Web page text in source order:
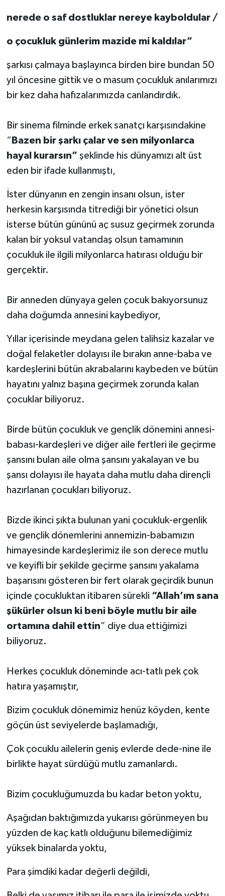
nerede o saf dostluklar nereye kayboldular /
o çocukluk günlerim mazide mi kaldılar”
şarkısı çalmaya başlayınca birden bire bundan 50
yıl öncesine gittik ve o masum çocukluk anılarımızı
bir kez daha hafızalarımızda canlandırdık.
Bir sinema filminde erkek sanatçı karşısındakine
“ Bazen bir şarkı çalar ve sen milyonlarca
hayal kurarsın” şeklinde his dünyamızı alt üst
eden bir ifade kullanmıştı,
İster dünyanın en zengin insanı olsun, ister
herkesin karşısında titrediği bir yönetici olsun
isterse bütün gününü aç susuz geçirmek zorunda
kalan bir yoksul vatandaş olsun tamamının
çocukluk ile ilgili milyonlarca hatırası olduğu bir
gerçektir.
Bir anneden dünyaya gelen çocuk bakıyorsunuz
daha doğumda annesini kaybediyor,
Yıllar içerisinde meydana gelen talihsiz kazalar ve
doğal felaketler dolayısı ile bırakın anne-baba ve
kardeşlerini bütün akrabalarını kaybeden ve bütün
hayatını yalnız başına geçirmek zorunda kalan
çocuklar biliyoruz.
Birde bütün çocukluk ve gençlik dönemini annesi-
babası-kardeşleri ve diğer aile fertleri ile geçirme
şansını bulan aile olma şansını yakalayan ve bu
şansı dolayısı ile hayata daha mutlu daha dirençli
hazırlanan çocukları biliyoruz.
Bizde ikinci şıkta bulunan yani çocukluk-ergenlik
ve gençlik dönemlerini annemizin-babamızın
himayesinde kardeşlerimiz ile son derece mutlu
ve keyifli bir şekilde geçirme şansını yakalama
başarısını gösteren bir fert olarak geçirdik bunun
içinde çocukluktan itibaren sürekli “Allah’ım sana
şükürler olsun ki beni böyle mutlu bir aile
ortamına dahil ettin” diye dua ettiğimizi
biliyoruz.
Herkes çocukluk döneminde acı-tatlı pek çok
hatıra yaşamıştır,
Bizim çocukluk dönemimiz henüz köyden, kente
göçün üst seviyelerde başlamadığı,
Çok çocuklu ailelerin geniş evlerde dede-nine ile
birlikte hayat sürdüğü mutlu zamanlardı.
Bizim çocukluğumuzda bu kadar beton yoktu,
Aşağıdan baktığımızda yukarısı görünmeyen bu
yüzden de kaç katlı olduğunu bilemediğimiz
yüksek binalarda yoktu,
Para şimdiki kadar değerli değildi,